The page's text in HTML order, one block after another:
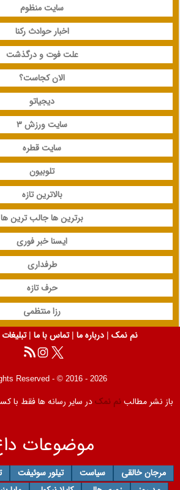
سایت منظوم
اخبار حوادث رکنا
علت فوت و درگذشت
الان کجاست؟
دیجیاتو
سایت ورزش 3
سایت قطره
تلوبیون
بالاترین تازه
برترین ها جالب ترین ها
ایسنا خبر فوری
طرفداری
حرف تازه
رزا منتظمی
نم نمک | درباره ما | تماس با ما | تبلیغات
Reserved - © 2016 - 2026
باز نشر مطالبنم نمکدر سایر رسانه ها فقط با
موضوعات
مرجان خالقی سیاست تیلور سوئیفت